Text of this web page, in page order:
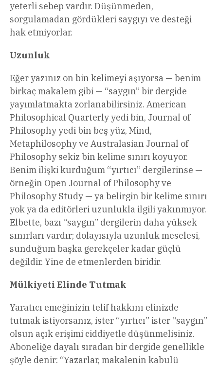
yeterli sebep vardır. Düşünmeden,
sorgulamadan gördükleri saygıyı ve desteği
hak etmiyorlar.
Uzunluk
Eğer yazınız on bin kelimeyi aşıyorsa — benim
birkaç makalem gibi — “saygın” bir dergide
yayımlatmakta zorlanabilirsiniz. American
Philosophical Quarterly yedi bin, Journal of
Philosophy yedi bin beş yüz, Mind,
Metaphilosophy ve Australasian Journal of
Philosophy sekiz bin kelime sınırı koyuyor.
Benim ilişki kurduğum “yırtıcı” dergilerinse —
örneğin Open Journal of Philosophy ve
Philosophy Study — ya belirgin bir kelime sınırı
yok ya da editörleri uzunlukla ilgili yakınmıyor.
Elbette, bazı “saygın” dergilerin daha yüksek
sınırları vardır; dolayısıyla uzunluk meselesi,
sunduğum başka gerekçeler kadar güçlü
değildir. Yine de etmenlerden biridir.
Mülkiyeti Elinde Tutmak
Yaratıcı emeğinizin telif hakkını elinizde
tutmak istiyorsanız, ister “yırtıcı” ister “saygın”
olsun açık erişimi ciddiyetle düşünmelisiniz.
Aboneliğe dayalı sıradan bir dergide genellikle
şöyle denir: “Yazarlar, makalenin kabulü